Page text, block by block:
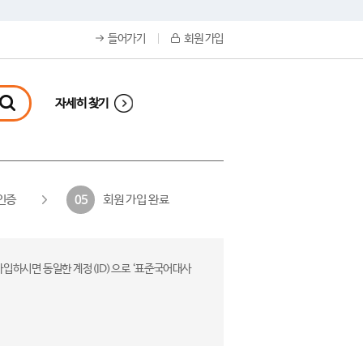
들어가기 회원 가입
자세히 찾기
증 05 회원 가입 완료
하시면 동일한 계정(ID)으로 ‘표준국어대사